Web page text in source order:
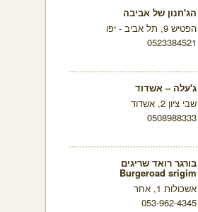
הג'חנון של אביבה
הפטיש 9, תל אביב - יפו
0523384521
ג'עלה – אשדוד
שבי ציון 2, אשדוד
0508988333
בורגר רואד שריגים
Burgeroad srigim
אשכולות 1, אחר
053-962-4345